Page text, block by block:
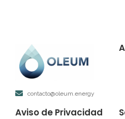
contacto@oleum.energy
Aviso de Privacidad